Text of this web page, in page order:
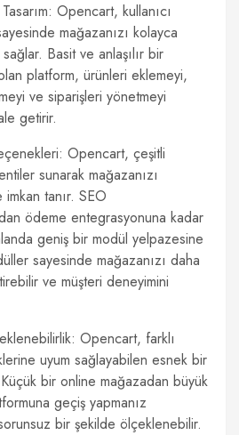
Opencart, kullanıcı
mağazanızı kolayca
Basit ve anlaşılır bir
platform, ürünleri eklemeyi,
ve siparişleri yönetmeyi
getirir.
Opencart, çeşitli
sunarak mağazanızı
tanır. SEO
ödeme entegrasyonuna kadar
geniş bir modül yelpazesine
sayesinde mağazanızı daha
ve müşteri deneyimini
Opencart, farklı
uyum sağlayabilen esnek bir
bir online mağazadan büyük
geçiş yapmanız
bir şekilde ölçeklenebilir.